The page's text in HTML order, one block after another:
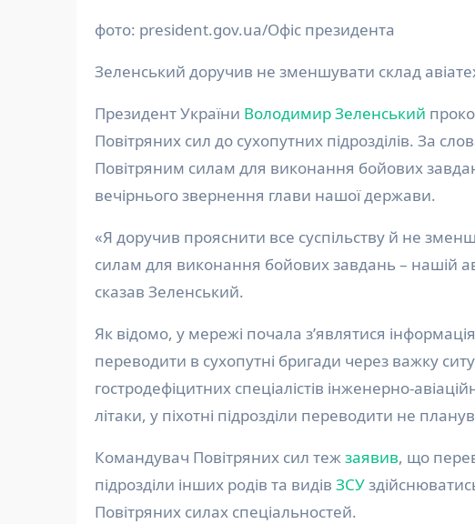
фото: president.gov.ua/Офіс президента
Зеленський доручив не зменшувати склад
Президент України Володимир Зеленський
Повітряних сил до сухопутних підрозділів. За
Повітряним силам для виконання бойових
вечірнього звернення глави нашої держави.
«Я доручив прояснити все суспільству й не
силам для виконання бойових завдань – нашій
сказав Зеленський.
Як відомо, у мережі почала з’являтися
переводити в сухопутні бригади через важку
гостродефіцитних спеціалістів інженерно-
літаки, у піхотні підрозділи переводити не
Командувач Повітряних сил тежзаявив, що
підрозділи інших родів та видів ЗСУ
Повітряних силах спеціальностей.